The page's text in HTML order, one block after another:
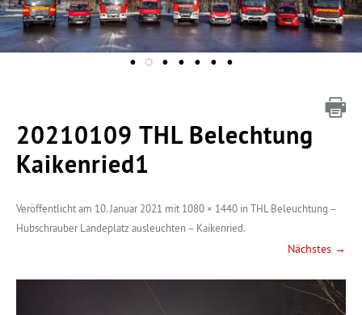
20210109 THL Belechtung
Kaikenried1
Veröffentlicht am 10. Januar 2021 mit 1080 × 1440 inTHL Beleuchtung –
Hubschrauber Landeplatz ausleuchten – Kaikenried.
Nächstes →